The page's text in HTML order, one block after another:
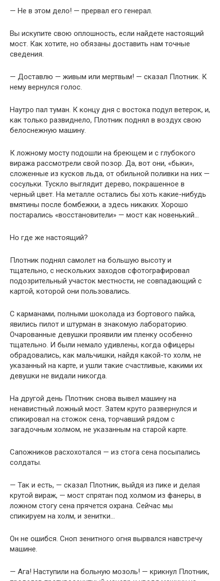
— Не в этом дело! — прервал его генерал.
Вы искупите свою оплошность, если найдете настоящий
мост. Как хотите, но обязаны доставить нам точные
сведения.
— Доставлю — живым или мертвым! — сказал Плотник. К
нему вернулся голос.
Наутро пал туман. К концу дня с востока подул ветерок, и,
как только развиднело, Плотник поднял в воздух свою
белоснежную машину.
К ложному мосту подошли на бреющем и с глубокого
виража рассмотрели свой позор. Да, вот они, «быки»,
сложенные из кусков льда, от обильной поливки на них —
сосульки. Тускло выглядит дерево, покрашенное в
черный цвет. На металле остались бы хоть какие-нибудь
вмятины после бомбежки, а здесь никаких. Хорошо
постарались «восстановители» — мост как новенький…
Но где же настоящий?
Плотник поднял самолет на большую высоту и
тщательно, с нескольких заходов сфотографировал
подозрительный участок местности, не совпадающий с
картой, которой они пользовались.
С карманами, полными шоколада из бортового пайка,
явились пилот и штурман в знакомую лабораторию.
Очарованные девушки проявили им пленку особенно
тщательно. И были немало удивлены, когда офицеры
обрадовались, как мальчишки, найдя какой-то холм, не
указанный на карте, и ушли такие счастливые, какими их
девушки не видали никогда.
На другой день Плотник снова вывел машину на
ненавистный ложный мост. Затем круто развернулся и
спикировал на стожок сена, торчавший рядом с
загадочным холмом, не указанным на старой карте.
Сапожников расхохотался — из стога сена посыпались
солдаты.
— Так и есть, — сказал Плотник, выйдя из пике и делая
крутой вираж, — мост спрятан под холмом из фанеры, в
ложном стогу сена прячется охрана. Сейчас мы
спикируем на холм, и зенитки…
Он не ошибся. Сноп зенитного огня вырвался навстречу
машине.
— Ага! Наступили на больную мозоль! — крикнул Плотник,